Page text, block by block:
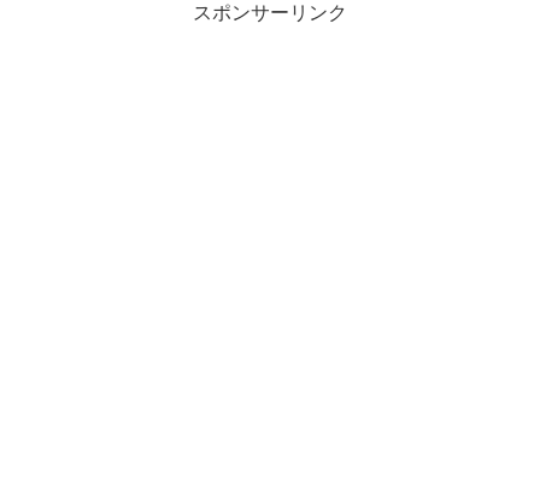
スポンサーリンク